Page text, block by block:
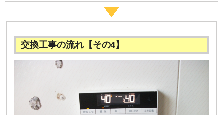
交換工事の流れ【その4】